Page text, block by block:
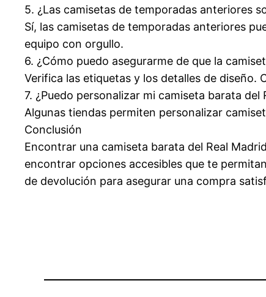
5. ¿Las camisetas de temporadas anteriores
Sí, las camisetas de temporadas anteriores
equipo con orgullo.
6. ¿Cómo puedo asegurarme de que la
Verifica las etiquetas y los detalles de
7. ¿Puedo personalizar mi camiseta barata del
Algunas tiendas permiten personalizar
Conclusión
Encontrar una camiseta barata del Real
encontrar opciones accesibles que te
de devolución para asegurar una compra